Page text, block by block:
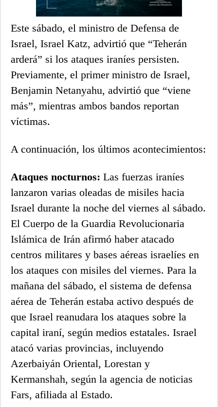
Este sábado, el ministro de Defensa de
Israel, Israel Katz, advirtió que “Teherán
arderá” si los ataques iraníes persisten.
Previamente, el primer ministro de Israel,
Benjamin Netanyahu, advirtió que “viene
más”, mientras ambos bandos reportan
víctimas.
A continuación, los últimos acontecimientos:
Ataques nocturnos: Las fuerzas iraníes
lanzaron varias oleadas de misiles hacia
Israel durante la noche del viernes al sábado.
El Cuerpo de la Guardia Revolucionaria
Islámica de Irán afirmó haber atacado
centros militares y bases aéreas israelíes en
los ataques con misiles del viernes. Para la
mañana del sábado, el sistema de defensa
aérea de Teherán estaba activo después de
que Israel reanudara los ataques sobre la
capital iraní, según medios estatales. Israel
atacó varias provincias, incluyendo
Azerbaiyán Oriental, Lorestan y
Kermanshah, según la agencia de noticias
Fars, afiliada al Estado.